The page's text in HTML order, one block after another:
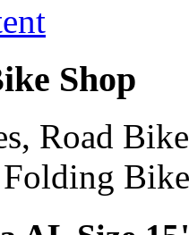
Shop
Road
Folding